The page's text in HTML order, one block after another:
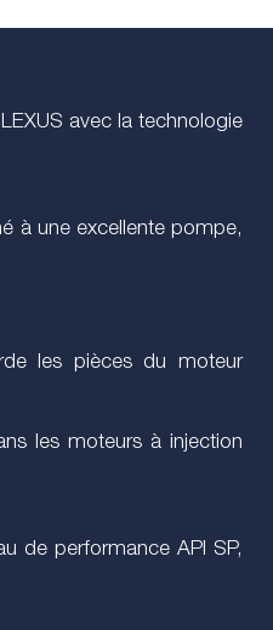
avec la technologie
à une excellente pompe,
les pièces du moteur
les moteurs à injection
de performance API SP,